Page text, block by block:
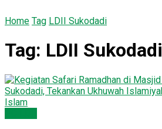
Home Tag LDII Sukodadi
Tag: LDII Sukodadi